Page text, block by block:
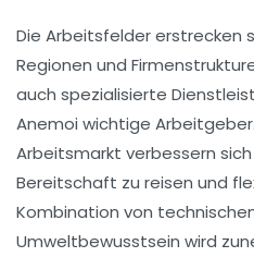
Die Arbeitsfelder erstrecken
Regionen und
auch spezialisierte
Anemoi wichtige
Arbeitsmarkt verbessern
Bereitschaft zu reisen und
Kombination von
Umweltbewusstsein wird